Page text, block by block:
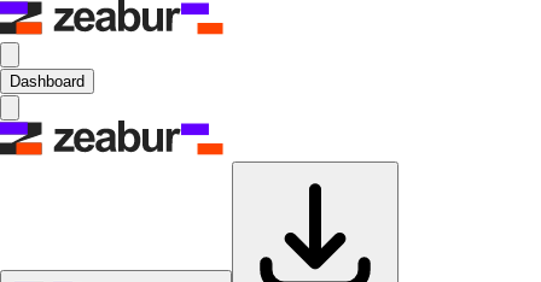
Dashboard